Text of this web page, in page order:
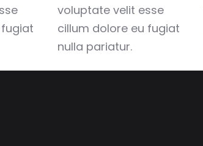
voluptate velit esse
cillum dolore eu fugiat
nulla pariatur.